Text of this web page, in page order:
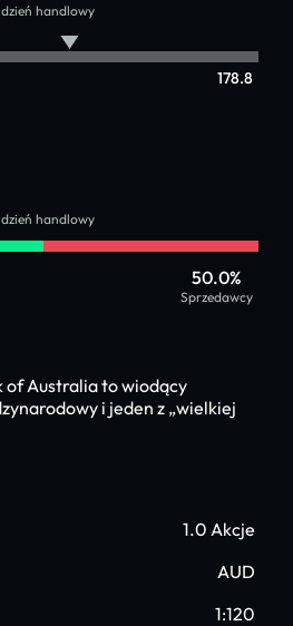
dzień handlowy
178.8
dzień handlowy
50.0%
Sprzedawcy
Australia to wiodący
i jeden z „wielkiej
1.0 Akcje
AUD
1:120